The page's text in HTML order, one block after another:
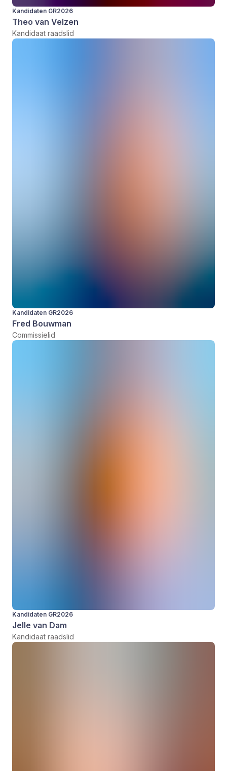
Kandidaten GR2026
Theo van Velzen
Kandidaat raadslid
Kandidaten GR2026
Fred Bouwman
Commissielid
Kandidaten GR2026
Jelle van Dam
Kandidaat raadslid